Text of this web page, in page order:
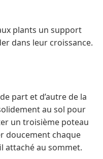
plants un support
dans leur croissance.
part et d’autre de la
au sol pour
un troisième poteau
doucement chaque
attaché au sommet.